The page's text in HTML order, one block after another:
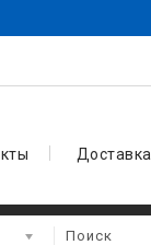
Доставка